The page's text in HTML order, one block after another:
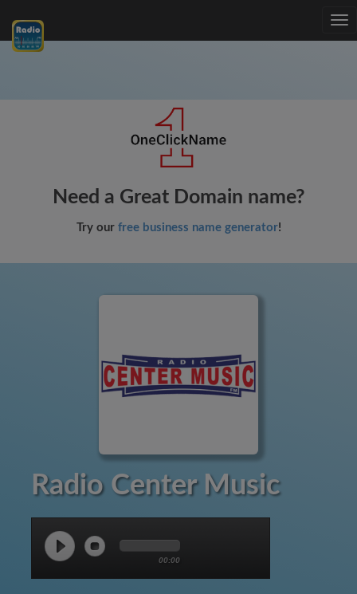
Need a Great Domain name?
Try our free business name generator!
Radio Center Music
00:00